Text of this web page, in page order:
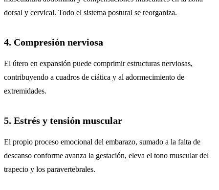
dorsal y cervical. Todo el sistema postural se reorganiza.
4. Compresión nerviosa
El útero en expansión puede comprimir estructuras nerviosas,
contribuyendo a cuadros de ciática y al adormecimiento de
extremidades.
5. Estrés y tensión muscular
El propio proceso emocional del embarazo, sumado a la falta de
descanso conforme avanza la gestación, eleva el tono muscular del
trapecio y los paravertebrales.